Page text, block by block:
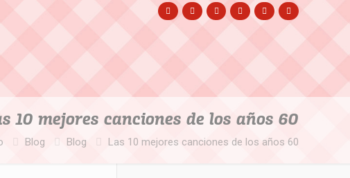
10 mejores canciones de los años 60
Blog Blog Las 10 mejores canciones de los años 60